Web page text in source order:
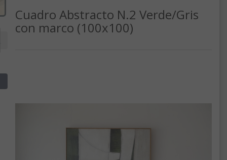
Cuadro Abstracto N.2 Verde/Gris
con marco (100x100)